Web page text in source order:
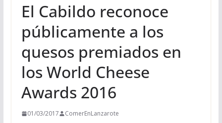
El Cabildo reconoce
públicamente a los
quesos premiados en
los World Cheese
Awards 2016
01/03/2017 ComerEnLanzarote